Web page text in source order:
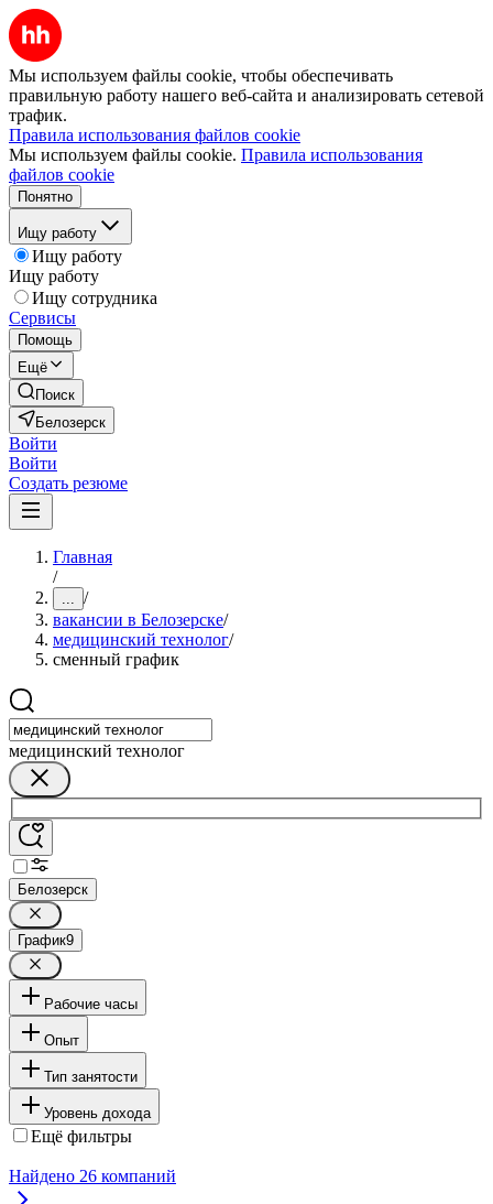
Мы используем файлы cookie, чтобы обеспечивать
правильную работу нашего веб-сайта и анализировать сетевой
трафик.
Правила использования файлов cookie
Мы используем файлы cookie. Правила использования
файлов cookie
Понятно
Ищу работу
Ищу работу
Ищу работу
Ищу сотрудника
Сервисы
Помощь
Ещё
Поиск
Белозерск
Войти
Войти
Создать резюме
Главная
/
... /
вакансии в Белозерске/
медицинский технолог/
сменный график
медицинский технолог
Белозерск
График9
Рабочие часы
Опыт
Тип занятости
Уровень дохода
Ещё фильтры
Найдено 26 компаний